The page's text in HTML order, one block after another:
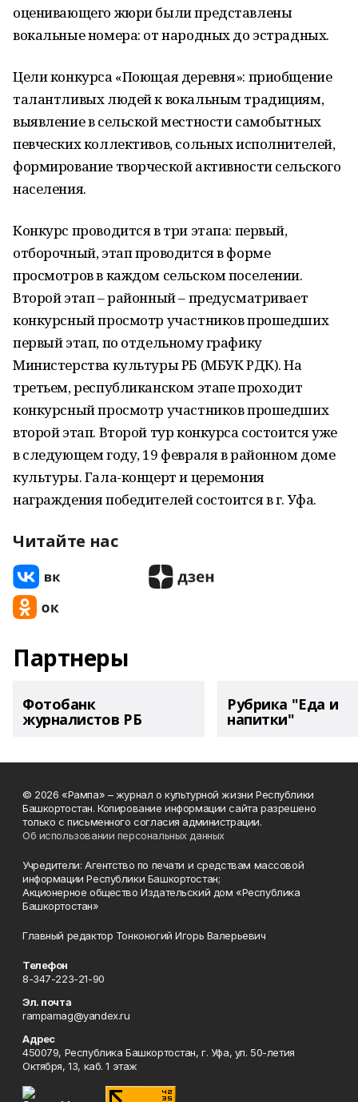
оценивающего жюри были представлены
вокальные номера: от народных до эстрадных.
Цели конкурса «Поющая деревня»: приобщение
талантливых людей к вокальным традициям,
выявление в сельской местности самобытных
певческих коллективов, сольных исполнителей,
формирование творческой активности сельского
населения.
Конкурс проводится в три этапа: первый,
отборочный, этап проводится в форме
просмотров в каждом сельском поселении.
Второй этап – районный – предусматривает
конкурсный просмотр участников прошедших
первый этап, по отдельному графику
Министерства культуры РБ (МБУК РДК). На
третьем, республиканском этапе проходит
конкурсный просмотр участников прошедших
второй этап. Второй тур конкурса состоится уже
в следующем году, 19 февраля в районном доме
культуры. Гала-концерт и церемония
награждения победителей состоится в г. Уфа.
Читайте нас
Партнеры
Фотобанк
журналистов РБ
Рубрика "Еда и
напитки"
© 2026 «Рампа» – журнал о культурной жизни Республики
Башкортостан. Копирование информации сайта разрешено
только с письменного согласия администрации.
Об использовании персональных данных
Учредители: Агентство по печати и средствам массовой
информации Республики Башкортостан;
Акционерное общество Издательский дом «Республика
Башкортостан»
Главный редактор Тонконогий Игорь Валерьевич
Телефон
8-347-223-21-90
Эл. почта
rampamag@yandex.ru
Адрес
450079, Республика Башкортостан, г. Уфа, ул. 50-летия
Октября, 13, каб. 1 этаж